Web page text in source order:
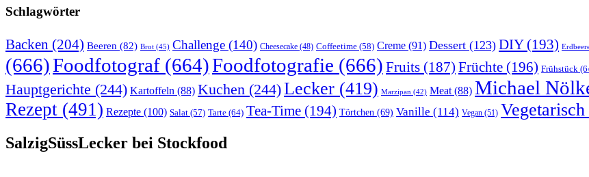
Schlagwörter
Backen (204) Beeren (82) Brot (45) Challenge (140) Cheesecake (48) Coffeetime (58) Creme (91) Dessert (123) DIY(193)
(666)Foodfotograf (664)Foodfotografie (666) Fruits (187) Früchte (196) Frühstück
Hauptgerichte (244) Kartoffeln (88) Kuchen (244)Lecker (419) Marzipan (42) Meat(88) Michael
Rezept (491) Rezepte (100) Salat (57) Tarte (64) Tea-Time (194) Törtchen (69) Vanille (114) Vegan (51) Vegetarisch
SalzigSüssLecker bei Stockfood